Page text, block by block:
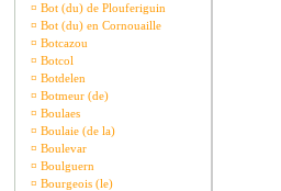
¤ Bot (du) de Plouferiguin
¤ Bot (du) en Cornouaille
¤ Botcazou
¤ Botcol
¤ Botdelen
¤ Botmeur (de)
¤ Boulaes
¤ Boulaie (de la)
¤ Boulevar
¤ Boulguern
¤ Bourgeois (le)